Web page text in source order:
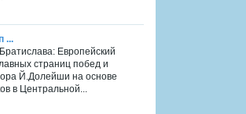
...
Европейский
страниц побед и
Й.Долейши на основе
в Центральной...